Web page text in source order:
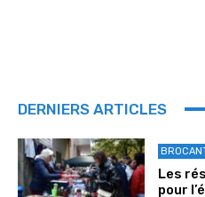
DERNIERS ARTICLES
Les
pour